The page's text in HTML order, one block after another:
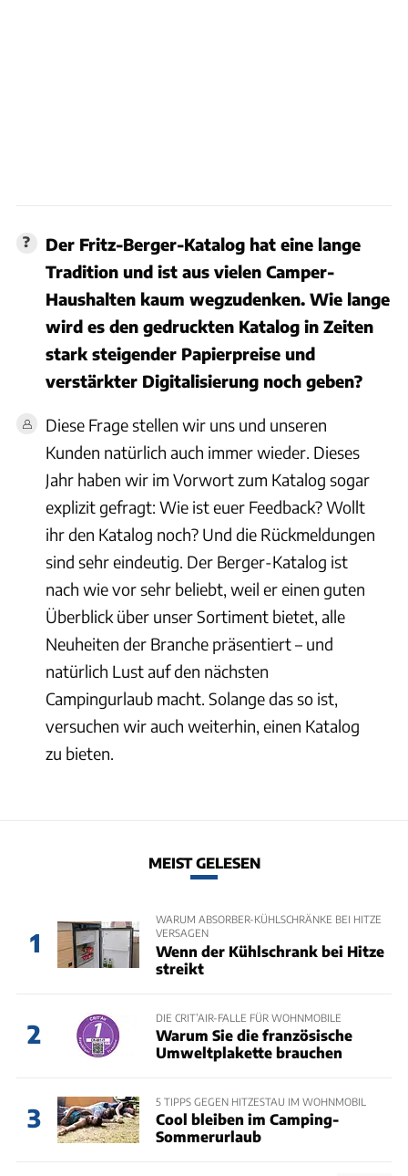
Der Fritz-Berger-Katalog hat eine lange
Tradition und ist aus vielen Camper-
Haushalten kaum wegzudenken. Wie lange
wird es den gedruckten Katalog in Zeiten
stark steigender Papierpreise und
verstärkter Digitalisierung noch geben?
Diese Frage stellen wir uns und unseren
Kunden natürlich auch immer wieder. Dieses
Jahr haben wir im Vorwort zum Katalog sogar
explizit gefragt: Wie ist euer Feedback? Wollt
ihr den Katalog noch? Und die Rückmeldungen
sind sehr eindeutig. Der Berger-Katalog ist
nach wie vor sehr beliebt, weil er einen guten
Überblick über unser Sortiment bietet, alle
Neuheiten der Branche präsentiert – und
natürlich Lust auf den nächsten
Campingurlaub macht. Solange das so ist,
versuchen wir auch weiterhin, einen Katalog
zu bieten.
MEIST GELESEN
1
WARUM ABSORBER-KÜHLSCHRÄNKE BEI HITZE
VERSAGEN
Wenn der Kühlschrank bei Hitze
streikt
2
DIE CRIT’AIR-FALLE FÜR WOHNMOBILE
Warum Sie die französische
Umweltplakette brauchen
3
5 TIPPS GEGEN HITZESTAU IM WOHNMOBIL
Cool bleiben im Camping-
Sommerurlaub